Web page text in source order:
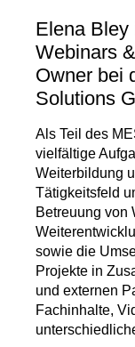
Elena Bley
Webinars
Owner bei
Solutions
Als Teil des
vielfältige
Weiterbildung
Tätigkeitsfeld
Betreuung von
sowie die
Projekte in
und externen
Fachinhalte,